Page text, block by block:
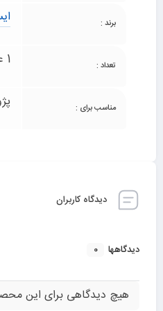
برند :
تعداد : 1 عدد
مناسب برای : پژو
دیدگاه کاربران
دیدگاهها 0
هیچ دیدگاهی برای این